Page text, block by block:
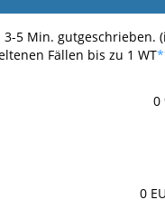
5 Min. gutgeschrieben.
Fällen bis zu 1 WT
0
0